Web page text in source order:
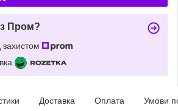
Пром?
Доставка Оплата Умови